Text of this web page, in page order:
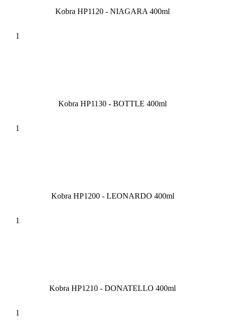
Kobra HP1120 - NIAGARA 400ml
Kobra HP1130 - BOTTLE 400ml
Kobra HP1200 - LEONARDO 400ml
Kobra HP1210 - DONATELLO 400ml